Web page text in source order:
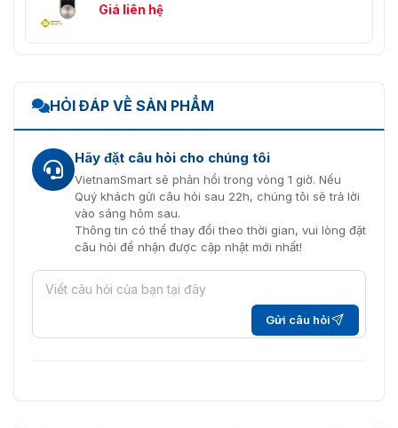
Giá liên hệ
HỎI ĐÁP VỀ SẢN PHẨM
Hãy đặt câu hỏi cho chúng tôi
VietnamSmart sẽ phản hồi trong vòng 1 giờ. Nếu
Quý khách gửi câu hỏi sau 22h, chúng tôi sẽ trả lời
vào sáng hôm sau.
Thông tin có thể thay đổi theo thời gian, vui lòng đặt
câu hỏi để nhận được cập nhật mới nhất!
Gửi câu hỏi